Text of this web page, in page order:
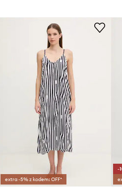
extra -5% z kodem: OFF*
-